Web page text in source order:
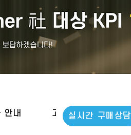
안내 고객지원실시간 구매상담